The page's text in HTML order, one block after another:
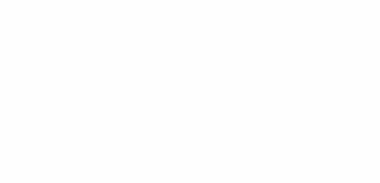
della padrona di casa, vi coinvolgeremo in un
completamente arredati con mobili del ‘700 e dell’800,
epoche accumulati nel tempo. Tra le sale del
acquerellate, collezioni di ceramiche, di gemelli da
napoleonici, ma anche pezzi di design, raccolte
sorpresa, arricchita dall’affascinante storia della villa
a conclusione del percorso interno, avremo modo di